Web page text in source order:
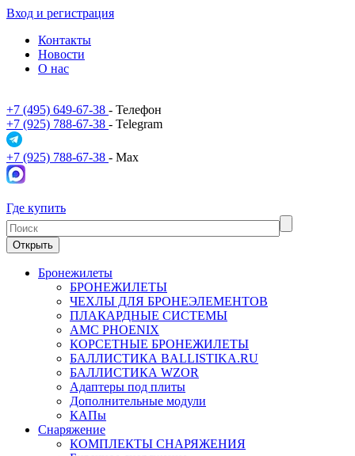
Вход и регистрация
Контакты
Новости
О нас
+7 (495) 649-67-38 - Телефон
+7 (925) 788-67-38 - Telegram
+7 (925) 788-67-38 - Max
Где купить
Открыть
Бронежилеты
БРОНЕЖИЛЕТЫ
ЧЕХЛЫ ДЛЯ БРОНЕЭЛЕМЕНТОВ
ПЛАКАРДНЫЕ СИСТЕМЫ
АМС PHOENIX
КОРСЕТНЫЕ БРОНЕЖИЛЕТЫ
БАЛЛИСТИКА BALLISTIKA.RU
БАЛЛИСТИКА WZOR
Адаптеры под плиты
Дополнительные модули
КАПы
Снаряжение
КОМПЛЕКТЫ СНАРЯЖЕНИЯ